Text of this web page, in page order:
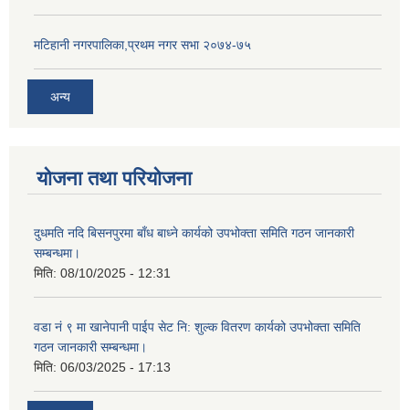
मटिहानी नगरपालिका,प्रथम नगर सभा २०७४-७५
अन्य
योजना तथा परियोजना
दुधमति नदि बिसनपुरमा बाँध बाध्ने कार्यको उपभोक्ता समिति गठन जानकारी
सम्बन्धमा।
मिति: 08/10/2025 - 12:31
वडा नं ९ मा खानेपानी पाईप सेट नि: शुल्क वितरण कार्यको उपभोक्ता समिति
गठन जानकारी सम्बन्धमा।
मिति: 06/03/2025 - 17:13